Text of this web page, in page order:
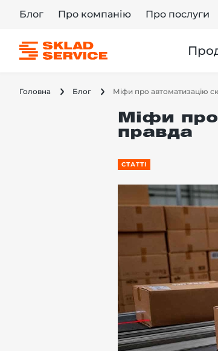
Блог Про компанію Про послуги
Головна Блог Міфи про автоматизацію
Міфи
правда
СТАТТІ